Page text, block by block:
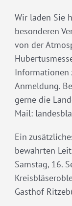
Wir laden Sie
besonderen
von der
Informationen
Anmeldung.
gerne die
Mail:
Ein
bewährten
Samstag, 16.
Gasthof